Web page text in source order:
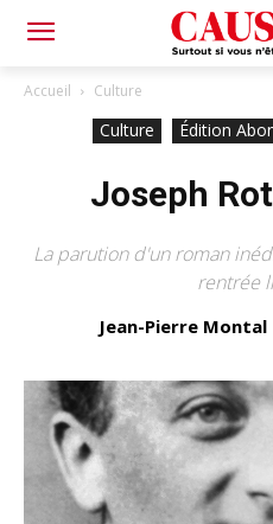
Accueil Culture
Culture Édition
Joseph
La parution d'un roman
rentrée
Jean-Pierre Montal